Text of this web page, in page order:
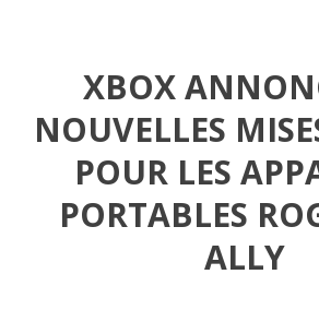
XBOX
NOUVELLES
POUR LES
PORTABLES
ALLY